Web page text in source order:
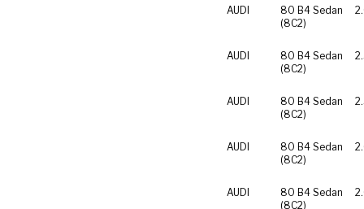
AUDI
80 B4 Sedan
(8C2)
AUDI
80 B4 Sedan
(8C2)
AUDI
80 B4 Sedan
(8C2)
AUDI
80 B4 Sedan
(8C2)
AUDI
80 B4 Sedan
(8C2)